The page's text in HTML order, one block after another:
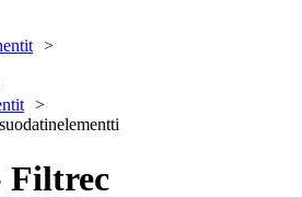
Filtrec